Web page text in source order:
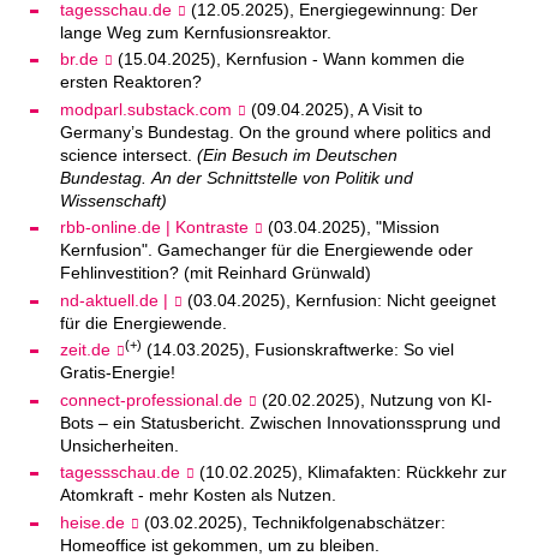
tagesschau.de
(12.05.2025), Energiegewinnung: Der
lange Weg zum Kernfusionsreaktor.
br.de
(15.04.2025), Kernfusion - Wann kommen die
ersten Reaktoren?
modparl.substack.com
(09.04.2025), A Visit to
Germany’s Bundestag. On the ground where politics and
science intersect. (Ein Besuch im Deutschen
Bundestag. An der Schnittstelle von Politik und
Wissenschaft)
rbb-online.de | Kontraste
(03.04.2025), "Mission
Kernfusion". Gamechanger für die Energiewende oder
Fehlinvestition? (mit Reinhard Grünwald)
nd-aktuell.de |
(03.04.2025), Kernfusion: Nicht geeignet
für die Energiewende.
zeit.de
(+) (14.03.2025), Fusionskraftwerke: So viel
Gratis-Energie!
connect-professional.de
(20.02.2025), Nutzung von KI-
Bots – ein Statusbericht. Zwischen Innovationssprung und
Unsicherheiten.
tagessschau.de
(10.02.2025), Klimafakten: Rückkehr zur
Atomkraft - mehr Kosten als Nutzen.
heise.de
(03.02.2025), Technikfolgenabschätzer:
Homeoffice ist gekommen, um zu bleiben.